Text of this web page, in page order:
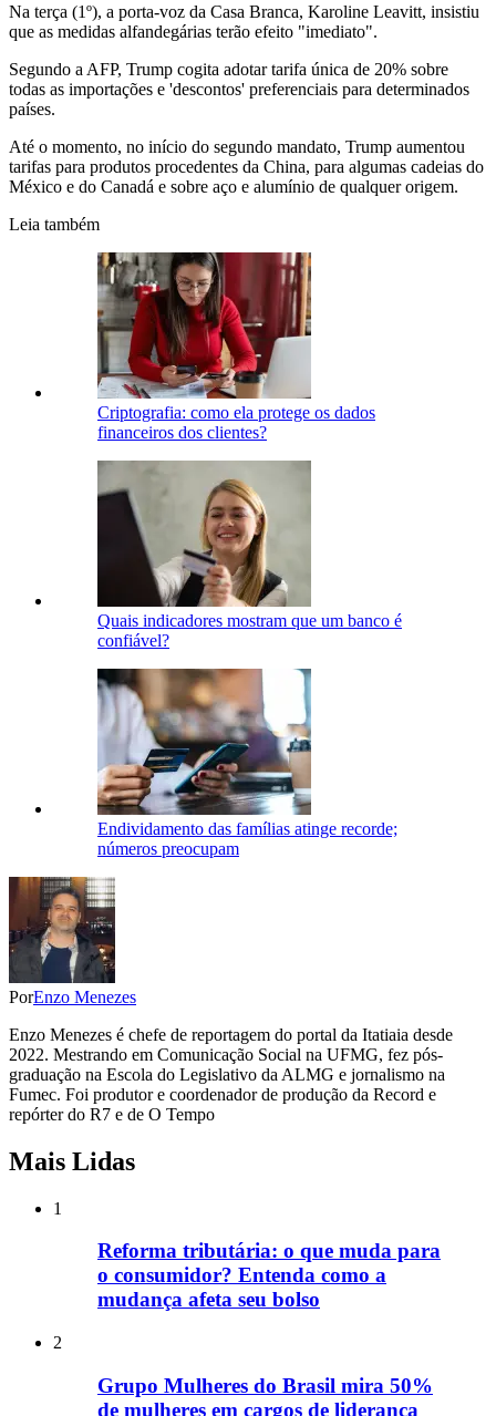
Na terça (1º), a porta-voz da Casa Branca, Karoline Leavitt, insistiu
que as medidas alfandegárias terão efeito "imediato".
Segundo a AFP, Trump cogita adotar tarifa única de 20% sobre
todas as importações e 'descontos' preferenciais para determinados
países.
Até o momento, no início do segundo mandato, Trump aumentou
tarifas para produtos procedentes da China, para algumas cadeias do
México e do Canadá e sobre aço e alumínio de qualquer origem.
Leia também
Criptografia: como ela protege os dados
financeiros dos clientes?
Quais indicadores mostram que um banco é
confiável?
Endividamento das famílias atinge recorde;
números preocupam
PorEnzo Menezes
Enzo Menezes é chefe de reportagem do portal da Itatiaia desde
2022. Mestrando em Comunicação Social na UFMG, fez pós-
graduação na Escola do Legislativo da ALMG e jornalismo na
Fumec. Foi produtor e coordenador de produção da Record e
repórter do R7 e de O Tempo
Mais Lidas
1
Reforma tributária: o que muda para
o consumidor? Entenda como a
mudança afeta seu bolso
2
Grupo Mulheres do Brasil mira 50%
de mulheres em cargos de liderança